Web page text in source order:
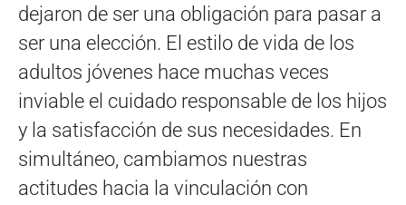
dejaron de ser una obligación para pasar a
ser una elección. El estilo de vida de los
adultos jóvenes hace muchas veces
inviable el cuidado responsable de los hijos
y la satisfacción de sus necesidades. En
simultáneo, cambiamos nuestras
actitudes hacia la vinculación con